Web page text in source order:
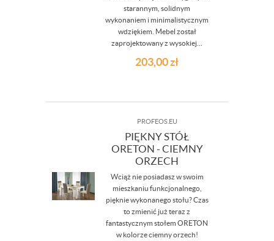
starannym, solidnym
wykonaniem i minimalistycznym
wdziękiem. Mebel został
zaprojektowany z wysokiej...
203,00zł
PROFEOS.EU
PIĘKNY STÓŁ
ORETON - CIEMNY
ORZECH
Wciąż nie posiadasz w swoim
mieszkaniu funkcjonalnego,
pięknie wykonanego stołu? Czas
to zmienić już teraz z
fantastycznym stołem ORETON
w kolorze ciemny orzech!